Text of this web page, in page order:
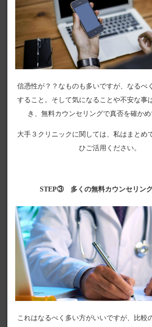
信憑性が？？なものも多いですが、なるべ
すること。そして気になることや不安な事
き、無料カウンセリングで真否を確かめ
大手３クリニックに関しては、私はまとめ
ひご活用ください。
STEP③ 多くの無料カウンセリン
これはなるべく多い方がいいですが、比較